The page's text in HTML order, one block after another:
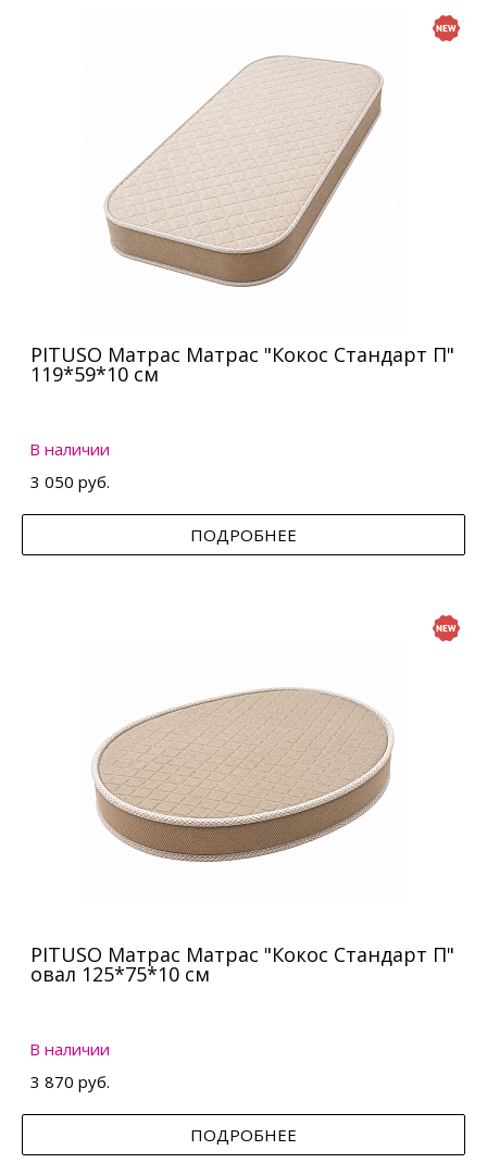
PITUSO Матрас Матрас "Кокос Стандарт П"
119*59*10 см
В наличии
3 050 руб.
ПОДРОБНЕЕ
PITUSO Матрас Матрас "Кокос Стандарт П"
овал 125*75*10 см
В наличии
3 870 руб.
ПОДРОБНЕЕ